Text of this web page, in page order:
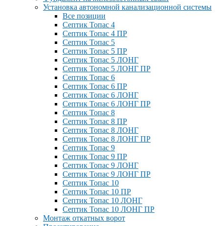
Установка автономной канализационной системы
Все позиции
Септик Топас 4
Септик Топас 4 ПР
Септик Топас 5
Септик Топас 5 ПР
Септик Топас 5 ЛОНГ
Септик Топас 5 ЛОНГ ПР
Септик Топас 6
Септик Топас 6 ПР
Септик Топас 6 ЛОНГ
Септик Топас 6 ЛОНГ ПР
Септик Топас 8
Септик Топас 8 ПР
Септик Топас 8 ЛОНГ
Септик Топас 8 ЛОНГ ПР
Септик Топас 9
Септик Топас 9 ПР
Септик Топас 9 ЛОНГ
Септик Топас 9 ЛОНГ ПР
Септик Топас 10
Септик Топас 10 ПР
Септик Топас 10 ЛОНГ
Септик Топас 10 ЛОНГ ПР
Монтаж откатных ворот